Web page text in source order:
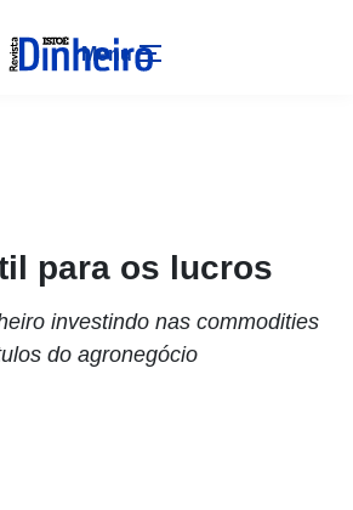
Menu
para os lucros
investindo nas commodities
do agronegócio